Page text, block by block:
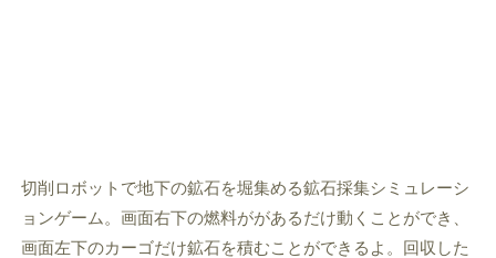
切削ロボットで地下の鉱石を堀集める鉱石採集シミュレーシ
ョンゲーム。画面右下の燃料ががあるだけ動くことができ、
画面左下のカーゴだけ鉱石を積むことができるよ。回収した